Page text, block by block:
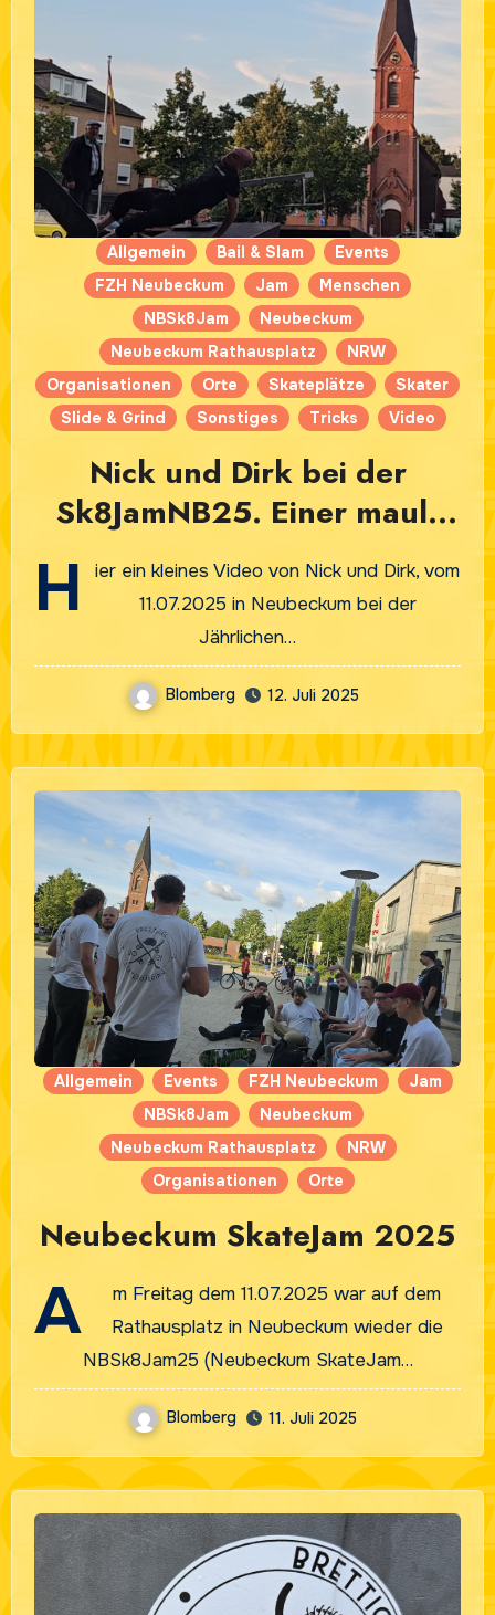
Allgemein Bail & Slam
Events
FZH Neubeckum
Jam
Menschen
NBSk8Jam
Neubeckum
Neubeckum Rathausplatz
NRW
Organisationen
Orte Skateplätze
Skater
Slide & Grind
Sonstiges Tricks Video
Nick und Dirk bei der
Sk8JamNB25. Einer mault
sich!
H
ier ein kleines Video von Nick und Dirk, vom
11.07.2025 in Neubeckum bei der
Jährlichen…
Blomberg 12. Juli 2025
Allgemein Events FZH Neubeckum
Jam
NBSk8Jam
Neubeckum
Neubeckum Rathausplatz
NRW
Organisationen
Orte
Neubeckum SkateJam 2025
A
m Freitag dem 11.07.2025 war auf dem
Rathausplatz in Neubeckum wieder die
NBSk8Jam25 (Neubeckum SkateJam…
Blomberg 11. Juli 2025